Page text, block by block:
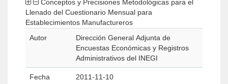
Llenado del Cuestionario Mensual para
Establecimientos Manufactureros
Autor
Dirección General Adjunta de
Encuestas Económicas y Registros
Administrativos del INEGI
Fecha 2011-11-10